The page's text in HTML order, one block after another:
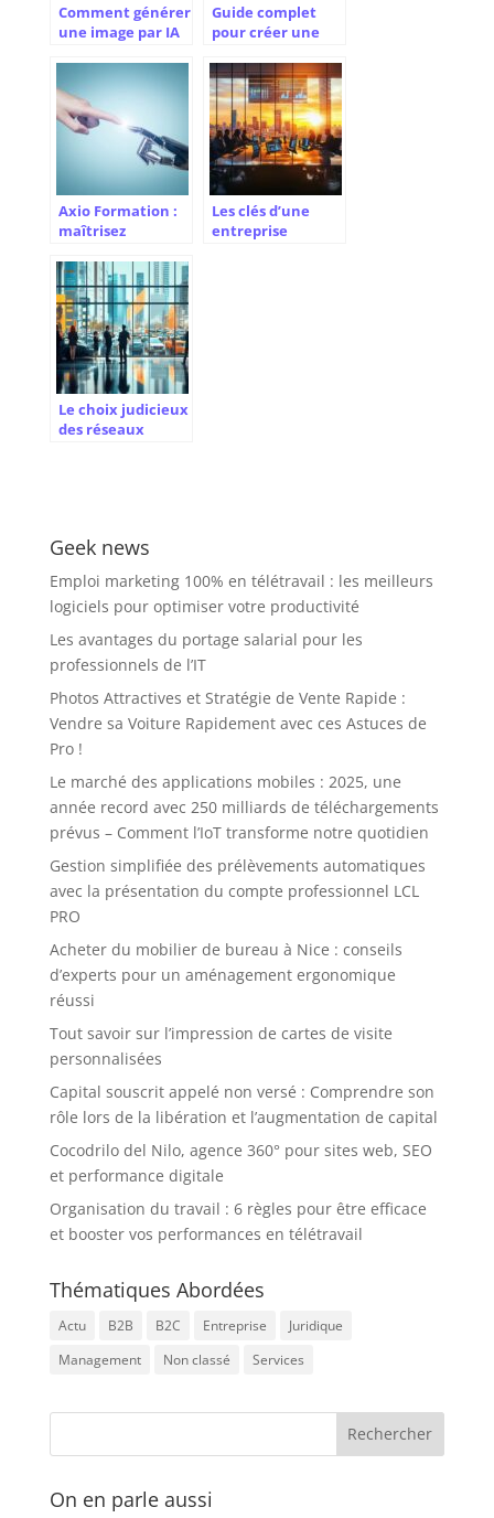
Comment générer
une image par IA
projets créatifs et
marketing
Guide complet
pour créer une
sur LinkedIn
Axio Formation :
maîtrisez
artificielle pour la
création de
contenus
Les clés d’une
entreprise
Le choix judicieux
des réseaux
Geek news
Emploi marketing 100% en télétravail : les meilleurs
logiciels pour optimiser votre productivité
Les avantages du portage salarial pour les
professionnels de l’IT
Photos Attractives et Stratégie de Vente Rapide :
Vendre sa Voiture Rapidement avec ces Astuces de
Pro !
Le marché des applications mobiles : 2025, une
année record avec 250 milliards de téléchargements
prévus – Comment l’IoT transforme notre quotidien
Gestion simplifiée des prélèvements automatiques
avec la présentation du compte professionnel LCL
PRO
Acheter du mobilier de bureau à Nice : conseils
d’experts pour un aménagement ergonomique
réussi
Tout savoir sur l’impression de cartes de visite
personnalisées
Capital souscrit appelé non versé : Comprendre son
rôle lors de la libération et l’augmentation de capital
Cocodrilo del Nilo, agence 360° pour sites web, SEO
et performance digitale
Organisation du travail : 6 règles pour être efficace
et booster vos performances en télétravail
Thématiques Abordées
Actu B2B B2C Entreprise
Juridique
Management
Non classé Services
On en parle aussi